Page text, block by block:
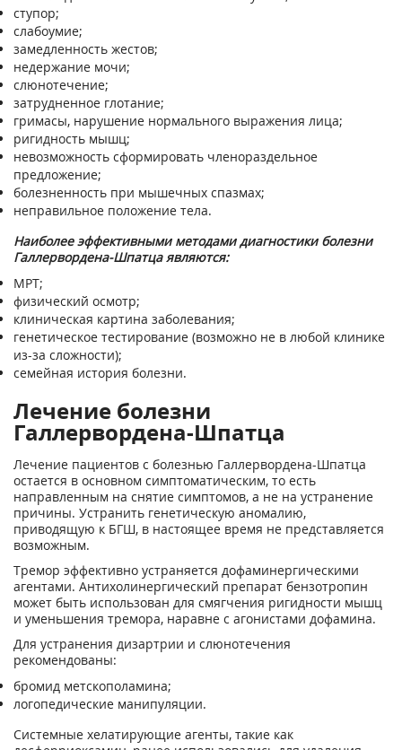
ступор;
слабоумие;
замедленность жестов;
недержание мочи;
слюнотечение;
затрудненное глотание;
гримасы, нарушение нормального выражения лица;
ригидность мышц;
невозможность сформировать членораздельное
предложение;
болезненность при мышечных спазмах;
неправильное положение тела.
Наиболее эффективными методами диагностики болезни
Галлервордена-Шпатца являются:
МРТ;
физический осмотр;
клиническая картина заболевания;
генетическое тестирование (возможно не в любой клинике
из-за сложности);
семейная история болезни.
Лечение болезни
Галлервордена-Шпатца
Лечение пациентов с болезнью Галлервордена-Шпатца
остается в основном симптоматическим, то есть
направленным на снятие симптомов, а не на устранение
причины. Устранить генетическую аномалию,
приводящую к БГШ, в настоящее время не представляется
возможным.
Тремор эффективно устраняется дофаминергическими
агентами. Антихолинергический препарат бензотропин
может быть использован для смягчения ригидности мышц
и уменьшения тремора, наравне с агонистами дофамина.
Для устранения дизартрии и слюнотечения
рекомендованы:
бромид метскополамина;
логопедические манипуляции.
Системные хелатирующие агенты, такие как